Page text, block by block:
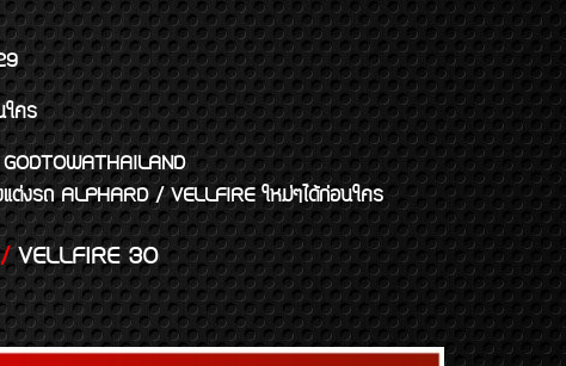
ใคร
แต่งรถ ALPHARD / VELLFIRE ใหม่ๆได้ก่อนใคร
VELLFIRE 30